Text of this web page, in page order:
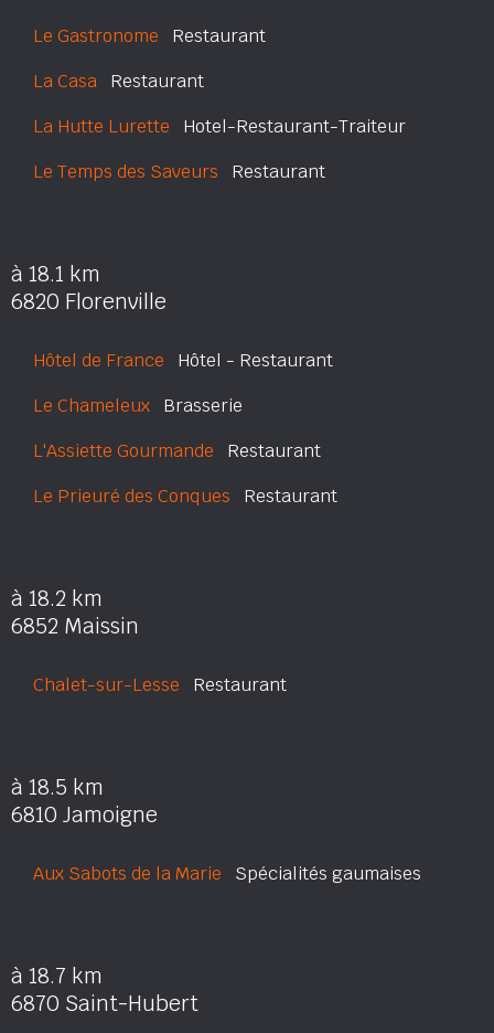
Le Gastronome Restaurant
La Casa Restaurant
La Hutte Lurette Hotel-Restaurant-Traiteur
Le Temps des Saveurs Restaurant
à 18.1 km
6820 Florenville
Hôtel de France Hôtel - Restaurant
Le Chameleux Brasserie
L'Assiette Gourmande Restaurant
Le Prieuré des Conques Restaurant
à 18.2 km
6852 Maissin
Chalet-sur-Lesse Restaurant
à 18.5 km
6810 Jamoigne
Aux Sabots de la Marie Spécialités gaumaises
à 18.7 km
6870 Saint-Hubert